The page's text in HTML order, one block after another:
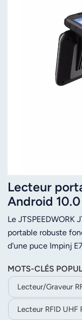
Lecteur
Android
E710 IP65
barres 2D
Le JTSPEEDWORK
portable robuste
d'une puce Impinj
étiquettes stable.
poussière et à l'eau
industriels
une autonomie
MOTS-CLÉS
Lecteur/graveur
Lecteur RFID UHF